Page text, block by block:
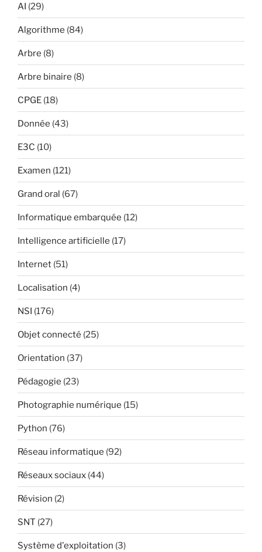
AI (29)
Algorithme (84)
Arbre (8)
Arbre binaire (8)
CPGE (18)
Donnée (43)
E3C (10)
Examen (121)
Grand oral (67)
Informatique embarquée (12)
Intelligence artificielle (17)
Internet (51)
Localisation (4)
NSI (176)
Objet connecté (25)
Orientation (37)
Pédagogie (23)
Photographie numérique (15)
Python (76)
Réseau informatique (92)
Réseaux sociaux (44)
Révision (2)
SNT (27)
Système d'exploitation (3)